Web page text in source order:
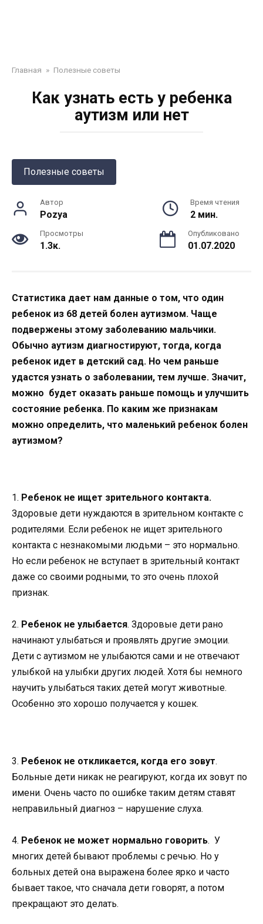
Главная » Полезные советы
Как узнать есть у ребенка
аутизм или нет
Полезные советы
Автор
Pozya
Время чтения
2 мин.
Просмотры
1.3к.
Опубликовано
01.07.2020
Статистика дает нам данные о том, что один
ребенок из 68 детей болен аутизмом. Чаще
подвержены этому заболеванию мальчики.
Обычно аутизм диагностируют, тогда, когда
ребенок идет в детский сад. Но чем раньше
удастся узнать о заболевании, тем лучше. Значит,
можно будет оказать раньше помощь и улучшить
состояние ребенка. По каким же признакам
можно определить, что маленький ребенок болен
аутизмом?
1. Ребенок не ищет зрительного контакта.
Здоровые дети нуждаются в зрительном контакте с
родителями. Если ребенок не ищет зрительного
контакта с незнакомыми людьми – это нормально.
Но если ребенок не вступает в зрительный контакт
даже со своими родными, то это очень плохой
признак.
2. Ребенок не улыбается. Здоровые дети рано
начинают улыбаться и проявлять другие эмоции.
Дети с аутизмом не улыбаются сами и не отвечают
улыбкой на улыбки других людей. Хотя бы немного
научить улыбаться таких детей могут животные.
Особенно это хорошо получается у кошек.
3. Ребенок не откликается, когда его зовут.
Больные дети никак не реагируют, когда их зовут по
имени. Очень часто по ошибке таким детям ставят
неправильный диагноз – нарушение слуха.
4. Ребенок не может нормально говорить. У
многих детей бывают проблемы с речью. Но у
больных детей она выражена более ярко и часто
бывает такое, что сначала дети говорят, а потом
прекращают это делать.